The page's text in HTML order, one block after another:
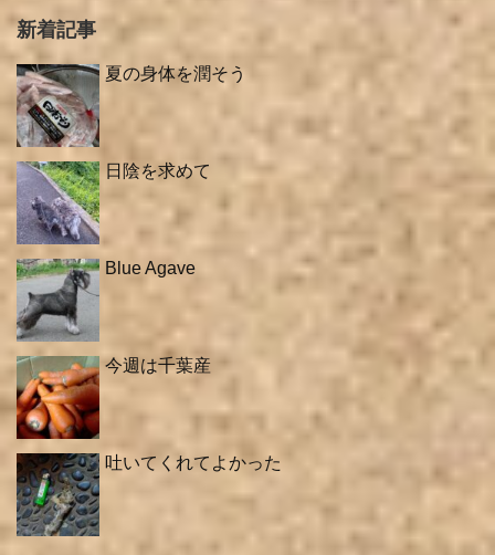
新着記事
夏の身体を潤そう
日陰を求めて
Blue Agave
今週は千葉産
吐いてくれてよかった